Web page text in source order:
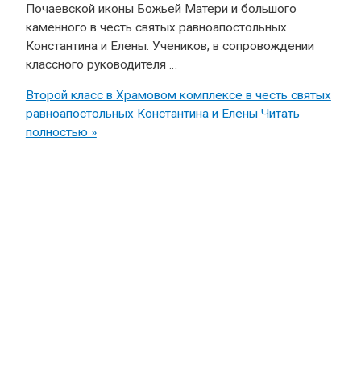
Почаевской иконы Божьей Матери и большого
каменного в честь святых равноапостольных
Константина и Елены. Учеников, в сопровождении
классного руководителя …
Второй класс в Храмовом комплексе в честь святых
равноапостольных Константина и ЕленыЧитать
полностью »